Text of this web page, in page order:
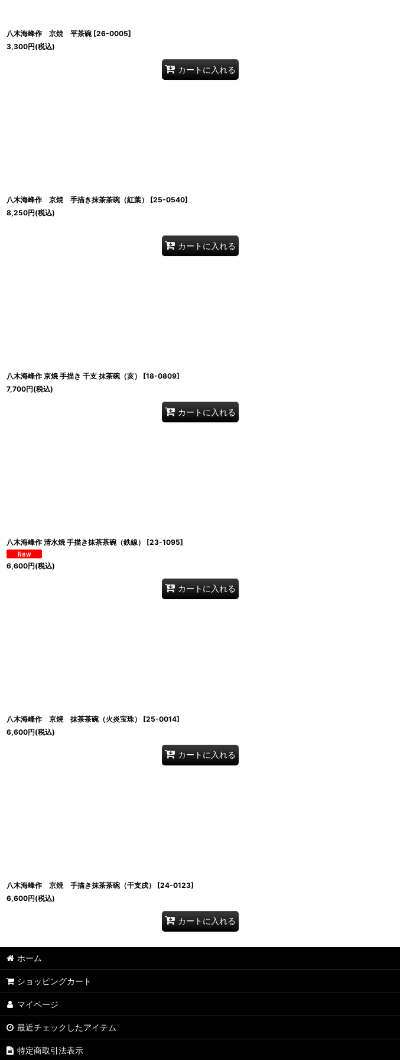
八木海峰作 京焼 平茶碗 [26-0005]
3,300円(税込)
カートに入れる
八木海峰作 京焼 手描き抹茶茶碗（紅葉） [25-0540]
8,250円(税込)
カートに入れる
八木海峰作 京焼 手描き 干支 抹茶碗（亥） [18-0809]
7,700円(税込)
カートに入れる
八木海峰作 清水焼 手描き抹茶茶碗（鉄線） [23-1095]
6,600円(税込)
カートに入れる
八木海峰作 京焼 抹茶茶碗（火炎宝珠） [25-0014]
6,600円(税込)
カートに入れる
八木海峰作 京焼 手描き抹茶茶碗（干支戌） [24-0123]
6,600円(税込)
カートに入れる
ホーム
ショッピングカート
マイページ
最近チェックしたアイテム
特定商取引法表示